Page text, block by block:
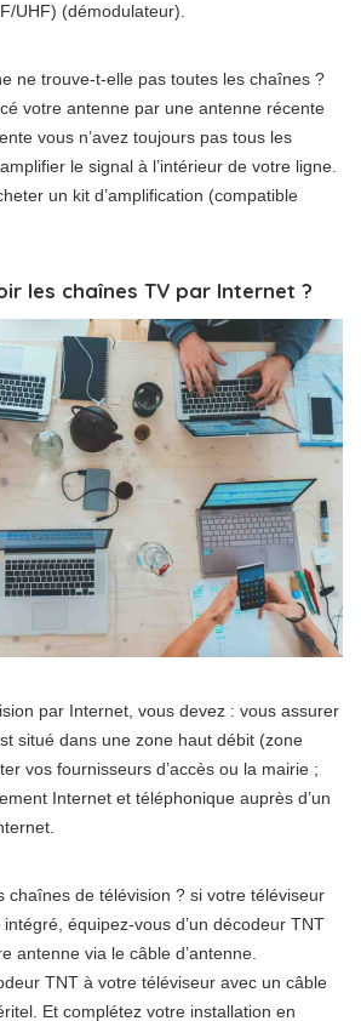
UHF) (démodulateur).
ne trouve-t-elle pas toutes les chaînes ?
votre antenne par une antenne récente
vous n’avez toujours pas tous les
le signal à l’intérieur de votre ligne.
un kit d’amplification (compatible
les chaînes TV par Internet ?
par Internet, vous devez : vous assurer
situé dans une zone haut débit (zone
vos fournisseurs d’accès ou la mairie ;
Internet et téléphonique auprès d’un
chaînes de télévision ? si votre téléviseur
intégré, équipez-vous d’un décodeur TNT
antenne via le câble d’antenne.
TNT à votre téléviseur avec un câble
Et complétez votre installation en